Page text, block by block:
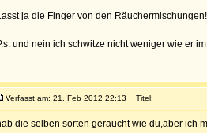
ja die Finger von den
und nein ich schwitze nicht weniger wie er
Verfasst am: 21. Feb 2012 22:13 Titel:
die selben sorten geraucht wie du,aber ich